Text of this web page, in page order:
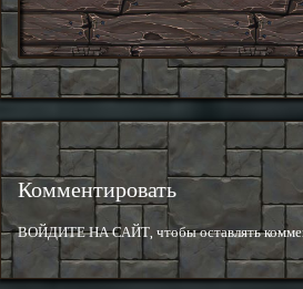
Комментировать
ВОЙДИТЕ НА САЙТ , чтобы оставлять